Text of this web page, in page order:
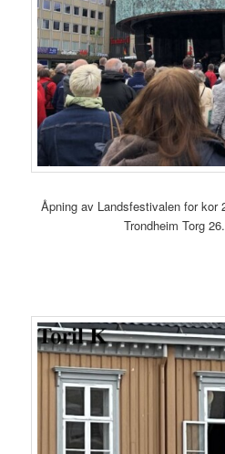
Åpning av Landsfestivalen for kor
Trondheim Torg